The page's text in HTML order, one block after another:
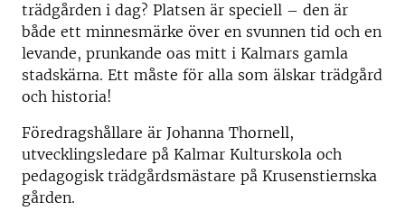
trädgården i dag? Platsen är speciell – den är
både ett minnesmärke över en svunnen tid och en
levande, prunkande oas mitt i Kalmars gamla
stadskärna. Ett måste för alla som älskar trädgård
och historia!
Föredragshållare är Johanna Thornell,
utvecklingsledare på Kalmar Kulturskola och
pedagogisk trädgårdsmästare på Krusenstiernska
gården.